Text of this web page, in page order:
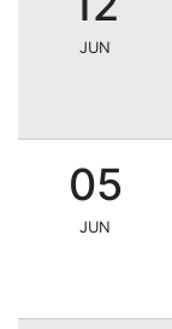
JUN
05
JUN